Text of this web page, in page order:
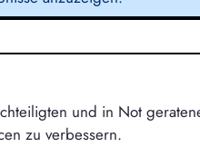
und in Not
zu verbessern.